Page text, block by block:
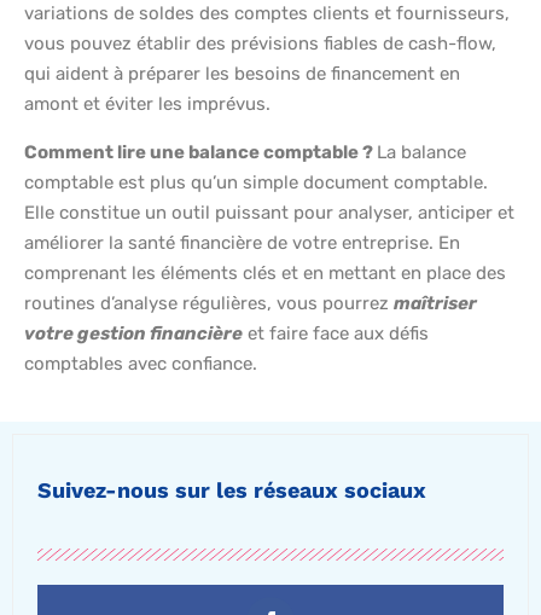
variations de soldes des comptes clients et fournisseurs,
vous pouvez établir des prévisions fiables de cash-flow,
qui aident à préparer les besoins de financement en
amont et éviter les imprévus.
Comment lire une balance comptable ? La balance
comptable est plus qu’un simple document comptable.
Elle constitue un outil puissant pour analyser, anticiper et
améliorer la santé financière de votre entreprise. En
comprenant les éléments clés et en mettant en place des
routines d’analyse régulières, vous pourrez maîtriser
votre gestion financière et faire face aux défis
comptables avec confiance.
Suivez-nous sur les réseaux sociaux